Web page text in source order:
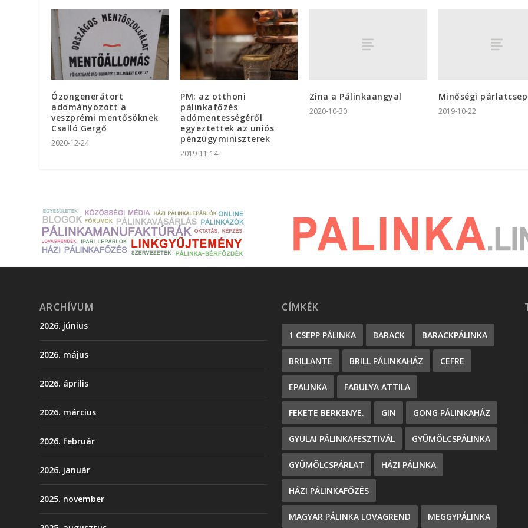
Ózongenerátort
adományozott a
veszprémi mentősöknek
Csalló Gergő
2020-12-24
PM: az otthoni
pálinkafőzés
adómentességéről
egyeztettek az uniós
pénzügyminiszterek
2019-11-14
Zina a Pálinkaangyal
2020-10-30
Minőségi
2019-10-22
ARCHÍVUM
2026. június
2026. május
2026. április
2026. március
2026. február
2026. január
2025. november
CÍMKÉK
1 CSEPP PÁLINKA BARACK BARACKPÁLINKA
BRILLANTE BRILL PÁLINKAHÁZ CEFRE
EPALINKA FABULYA ATTILA
FEKETE BERKENYE. GIN GONG PÁLINKAHÁZ
GYULAI PÁLINKAFESZTIVÁL GYÜMÖLCSPÁLINKA
GYÜMÖLCSPÁRLAT HÁZI PÁLINKA
HÁZI PÁLINKAFŐZÉS
MAGYAR PÁLINKA LOVAGREND MEGGYPÁLINKA